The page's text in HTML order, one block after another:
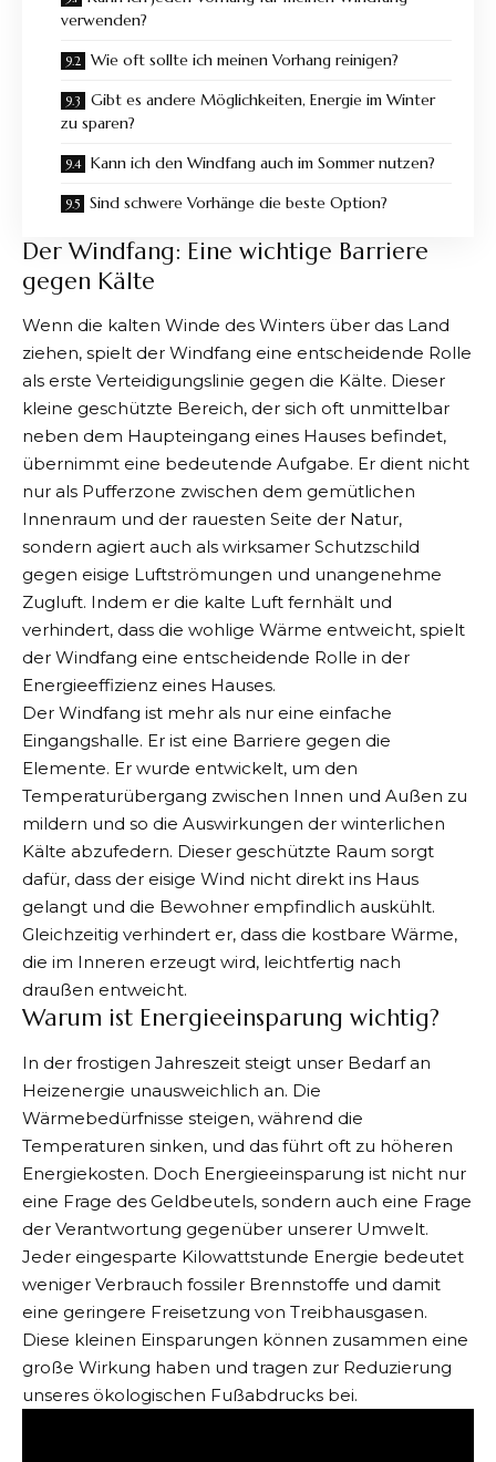
verwenden?
Wie oft sollte ich meinen Vorhang reinigen?
Gibt es andere Möglichkeiten, Energie im Winter
zu sparen?
Kann ich den Windfang auch im Sommer nutzen?
Sind schwere Vorhänge die beste Option?
Der Windfang: Eine wichtige Barriere
gegen Kälte
Wenn die kalten Winde des Winters über das Land
ziehen, spielt der Windfang eine entscheidende Rolle
als erste Verteidigungslinie gegen die Kälte. Dieser
kleine geschützte Bereich, der sich oft unmittelbar
neben dem Haupteingang eines Hauses befindet,
übernimmt eine bedeutende Aufgabe. Er dient nicht
nur als Pufferzone zwischen dem gemütlichen
Innenraum und der rauesten Seite der Natur,
sondern agiert auch als wirksamer Schutzschild
gegen eisige Luftströmungen und unangenehme
Zugluft. Indem er die kalte Luft fernhält und
verhindert, dass die wohlige Wärme entweicht, spielt
der Windfang eine entscheidende Rolle in der
Energieeffizienz eines Hauses.
Der Windfang ist mehr als nur eine einfache
Eingangshalle. Er ist eine Barriere gegen die
Elemente. Er wurde entwickelt, um den
Temperaturübergang zwischen Innen und Außen zu
mildern und so die Auswirkungen der winterlichen
Kälte abzufedern. Dieser geschützte Raum sorgt
dafür, dass der eisige Wind nicht direkt ins Haus
gelangt und die Bewohner empfindlich auskühlt.
Gleichzeitig verhindert er, dass die kostbare Wärme,
die im Inneren erzeugt wird, leichtfertig nach
draußen entweicht.
Warum ist Energieeinsparung wichtig?
In der frostigen Jahreszeit steigt unser Bedarf an
Heizenergie unausweichlich an. Die
Wärmebedürfnisse steigen, während die
Temperaturen sinken, und das führt oft zu höheren
Energiekosten. Doch Energieeinsparung ist nicht nur
eine Frage des Geldbeutels, sondern auch eine Frage
der Verantwortung gegenüber unserer Umwelt.
Jeder eingesparte Kilowattstunde Energie bedeutet
weniger Verbrauch fossiler Brennstoffe und damit
eine geringere Freisetzung von Treibhausgasen.
Diese kleinen Einsparungen können zusammen eine
große Wirkung haben und tragen zur Reduzierung
unseres ökologischen Fußabdrucks bei.